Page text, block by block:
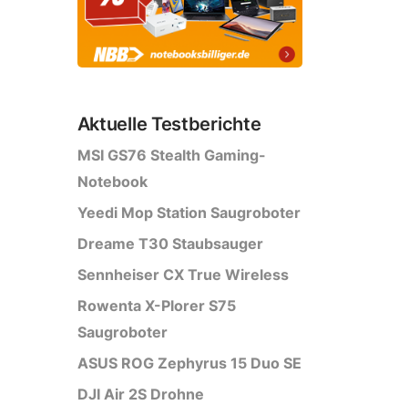
Aktuelle Testberichte
MSI GS76 Stealth Gaming-
Notebook
Yeedi Mop Station Saugroboter
Dreame T30 Staubsauger
Sennheiser CX True Wireless
Rowenta X-Plorer S75
Saugroboter
ASUS ROG Zephyrus 15 Duo SE
DJI Air 2S Drohne